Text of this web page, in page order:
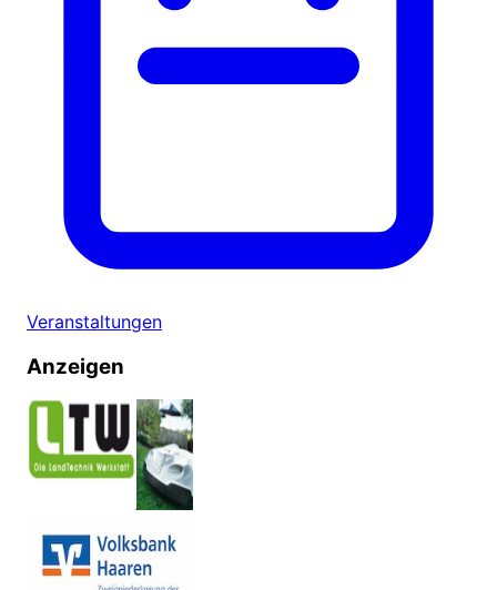
Veranstaltungen
Anzeigen